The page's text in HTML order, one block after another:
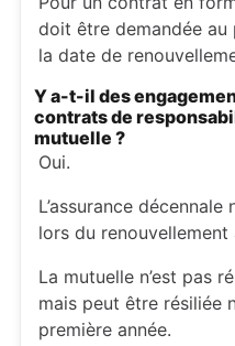
doit être demandée
la date de
Y a-t-il des
contrats de
mutuelle ?
Oui.
L’assurance
lors du renouvellement
La mutuelle n’est pas
mais peut être résiliée
première année.